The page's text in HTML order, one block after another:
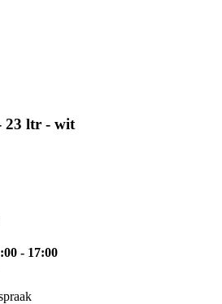
23 ltr - wit
- 17:00